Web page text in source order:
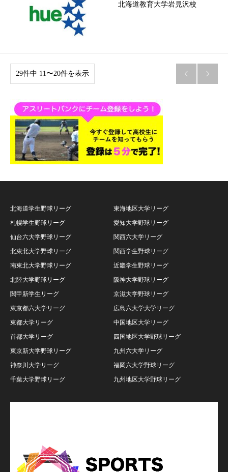
北海道教育大学岩見沢校
29件中 11〜20件を表示  
北海道学生野球リーグ
札幌学生野球リーグ
仙台六大学野球リーグ
北東北大学野球リーグ
南東北大学野球リーグ
北陸大学野球リーグ
関甲新学生リーグ
東京都六大学リーグ
東都大学リーグ
首都大学リーグ
東京新大学野球リーグ
神奈川大学リーグ
千葉大学野球リーグ
東海地区大学リーグ
愛知大学野球リーグ
関西六大学リーグ
関西学生野球リーグ
近畿学生野球リーグ
阪神大学野球リーグ
京滋大学野球リーグ
広島六大学大学リーグ
中国地区大学リーグ
四国地区大学野球リーグ
九州六大学リーグ
福岡六大学野球リーグ
九州地区大学野球リーグ